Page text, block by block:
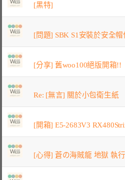
[黑特]
[問題] SBK S1安裝於安全帽
[分享] 舊woo100絕版開箱!!
Re: [無言] 關於小包衛生紙
[開箱] E5-2683V3
[心得] 蒼の海賊龍 地獄 執